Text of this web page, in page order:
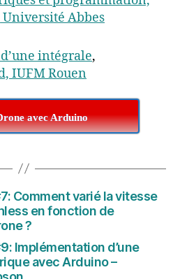
Université Abbes
intégrale,
IUFM Rouen
avec Arduino
Comment varié la vitesse
en fonction de
?
Implémentation d’une
avec Arduino –